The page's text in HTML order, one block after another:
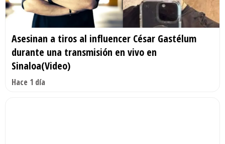
Asesinan a tiros al influencer César Gastélum
durante una transmisión en vivo en
Sinaloa(Video)
Hace 1 día